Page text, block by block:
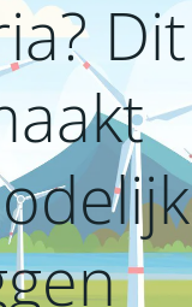
Dit